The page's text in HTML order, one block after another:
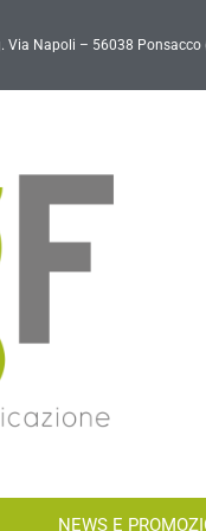
Via Napoli – 56038 Ponsacco
NEWS E